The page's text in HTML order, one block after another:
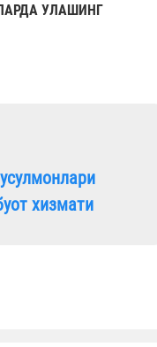
УЛАШИНГ
хизмати